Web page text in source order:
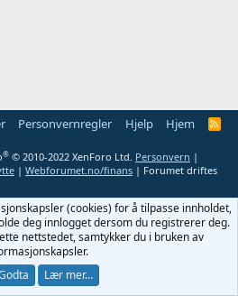
Personvernregler Hjelp Hjem
R
® © 2010-2022 XenForo Ltd. Personvern |
| Webforumet.no/finans | Forumet driftes
(cookies) for å tilpasse innholdet,
deg innlogget dersom du registrerer deg.
nettstedet, samtykker du i bruken av
Lær mer…